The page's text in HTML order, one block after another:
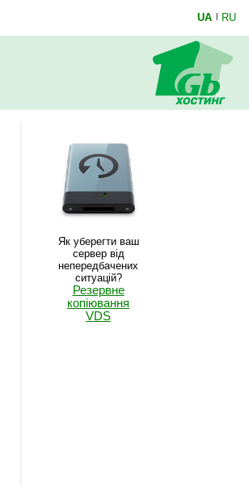
UA | RU
Як уберегти ваш
сервер від
непередбачених
ситуацій?
Резервне
копіювання
VDS